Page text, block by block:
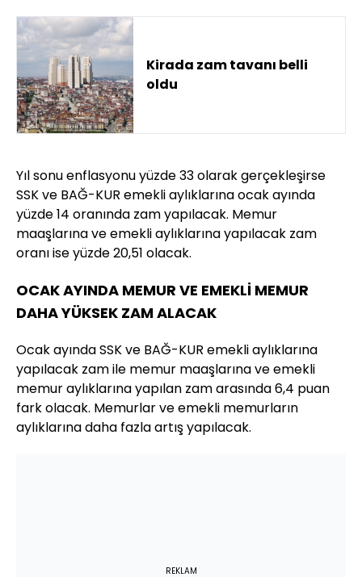
Kirada zam tavanı belli
oldu
Yıl sonu enflasyonu yüzde 33 olarak gerçekleşirse
SSK ve BAĞ-KUR emekli aylıklarına ocak ayında
yüzde 14 oranında zam yapılacak. Memur
maaşlarına ve emekli aylıklarına yapılacak zam
oranı ise yüzde 20,51 olacak.
OCAK AYINDA MEMUR VE EMEKLİ MEMUR
DAHA YÜKSEK ZAM ALACAK
Ocak ayında SSK ve BAĞ-KUR emekli aylıklarına
yapılacak zam ile memur maaşlarına ve emekli
memur aylıklarına yapılan zam arasında 6,4 puan
fark olacak. Memurlar ve emekli memurların
aylıklarına daha fazla artış yapılacak.
REKLAM